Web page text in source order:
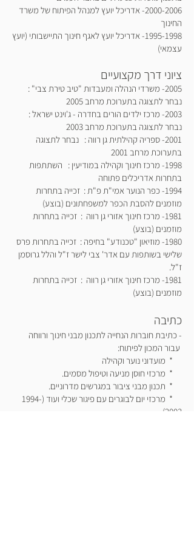
2000-2006- אדריכל יועץ למנהל הפיתוח של משרד
החינוך
1995-1998- אדריכל יועץ לאגף חינוך התיישבותי (יועץ
עצמאי)
ציוני דרך מקצועיים
2005- משרדי הנהלה ומעבדות "טיב טירת צבי" :
נבחר לתצוגה בתערוכת מרחב 2005
2003- מרכז ילדים הורים בחדרה - ג'וינט ישראל :
נבחר לתצוגה בתערוכת מרחב 2003
2001- ספריה קהילתית גן רווה : נבחר לתצוגה
בתערוכת מרחב 2001
1998- מרכז חינוך וקהילה במודיעין : השתתפות
בתחרות אדריכלים פתוחה
1994- כפר הנוער אמי"ת פ"ת : זכייה בתחרות
מוזמנים להסבת הכפר למשפחתונים (בוצע)
1981- מרכז חינוך אזורי גן רווה : זכייה בתחרות
מוזמנים (בוצע)
1980- מוזיאון "טכנודע" בחיפה : זכייה בתחרות פרס
שלישי בשותפות עם אדר' צבי לישר ז"ל והלל גרוסמן
ז"ל.
1981- מרכז חינוך אזורי גן רווה : זכייה בתחרות
מוזמנים (בוצע)
כתיבה
- כתיבת חוברות הנחייה לתכנון מבני חינוך ורווחה
עבור המכון לפיתוח:
* מועדוני נוער וקהילה
* מרכזי חוסן מניעה וטיפול מסמים.
* תכנון מבני ציבור במגרשים מדרוניים.
* מרכזי יום לבוגרים עם פיגור שכלי ועוד (1994-
2003)